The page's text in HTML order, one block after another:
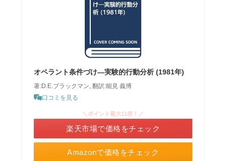
オペラント条件づけ―実験的行動分析 (1981年)
著:D.E.ブラックマン, 翻訳:能見 義博
口コミを見る
Amazonで価格をチェック
＼ポイント最大11倍！／
楽天市場で価格をチェック